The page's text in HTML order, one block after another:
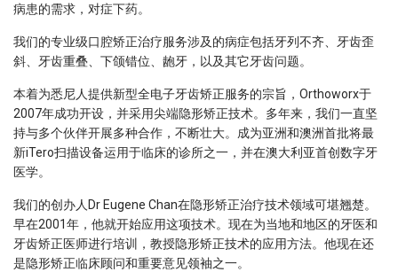
病患的需求，对症下药。
我们的专业级口腔矫正治疗服务涉及的病症包括牙列不齐、牙齿歪
斜、牙齿重叠、下颌错位、龅牙，以及其它牙齿问题。
本着为悉尼人提供新型全电子牙齿矫正服务的宗旨，Orthoworx于
2007年成功开设，并采用尖端隐形矫正技术。多年来，我们一直坚
持与多个伙伴开展多种合作，不断壮大。成为亚洲和澳洲首批将最
新iTero扫描设备运用于临床的诊所之一，并在澳大利亚首创数字牙
医学。
我们的创办人Dr Eugene Chan在隐形矫正治疗技术领域可堪翘楚。
早在2001年，他就开始应用这项技术。现在为当地和地区的牙医和
牙齿矫正医师进行培训，教授隐形矫正技术的应用方法。他现在还
是隐形矫正临床顾问和重要意见领袖之一。